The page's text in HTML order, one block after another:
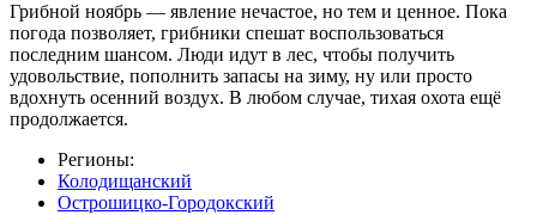
Грибной ноябрь — явление нечастое, но тем и ценное. Пока
погода позволяет, грибники спешат воспользоваться
последним шансом. Люди идут в лес, чтобы получить
удовольствие, пополнить запасы на зиму, ну или просто
вдохнуть осенний воздух. В любом случае, тихая охота ещё
продолжается.
Регионы:
Колодищанский
Острошицко-Городокский